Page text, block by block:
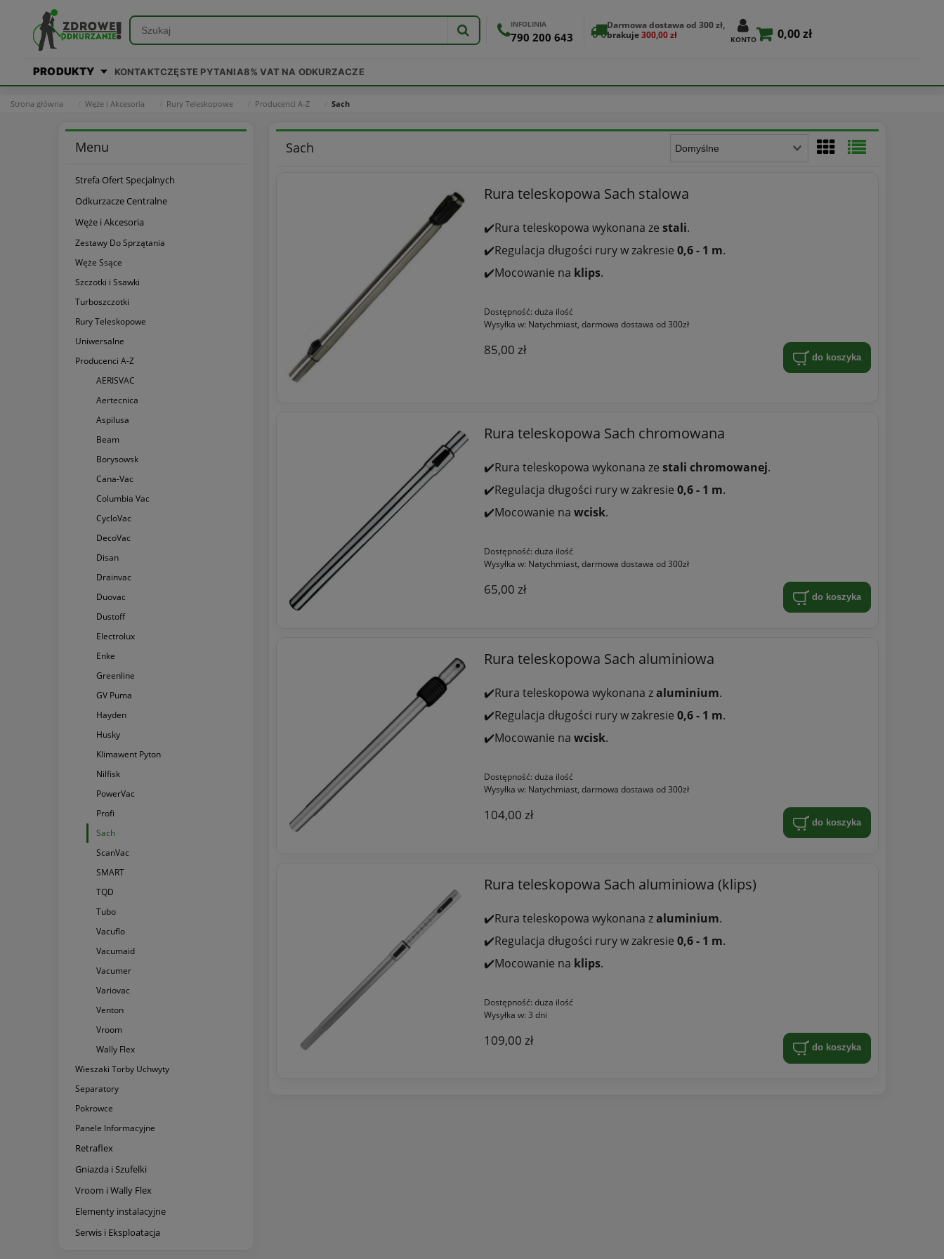
INFOLINIA
790 200 643
Darmowa dostawa od 300 zł,
brakuje300,00 zł KONTO 0,00 zł
PRODUKTY KONTAKTCZĘSTE PYTANIA8% VAT NA ODKURZACZE
Strona główna Węże i Akcesoria Rury Teleskopowe Producenci A-Z Sach
Menu
Strefa Ofert Specjalnych
Odkurzacze Centralne
Węże i Akcesoria
Zestawy Do Sprzątania
Węże Ssące
Szczotki i Ssawki
Turboszczotki
Rury Teleskopowe
Uniwersalne
Producenci A-Z
AERISVAC
Aertecnica
Aspilusa
Beam
Borysowsk
Cana-Vac
Columbia Vac
CycloVac
DecoVac
Disan
Drainvac
Duovac
Dustoff
Electrolux
Enke
Greenline
GV Puma
Hayden
Husky
Klimawent Pyton
Nilfisk
PowerVac
Profi
Sach
ScanVac
SMART
TQD
Tubo
Vacuflo
Vacumaid
Vacumer
Variovac
Venton
Vroom
Wally Flex
Wieszaki Torby Uchwyty
Separatory
Pokrowce
Panele Informacyjne
Retraflex
Gniazda i Szufelki
Vroom i Wally Flex
Elementy instalacyjne
Serwis i Eksploatacja
Sach
Rura teleskopowa Sach stalowa
✔️Rura teleskopowa wykonana ze stali.
✔️Regulacja długości rury w zakresie 0,6 - 1 m.
✔️Mocowanie na klips.
Dostępność: duża ilość
Wysyłka w: Natychmiast, darmowa dostawa od 300zł
85,00 zł do koszyka
Rura teleskopowa Sach chromowana
✔️Rura teleskopowa wykonana ze stali chromowanej.
✔️Regulacja długości rury w zakresie 0,6 - 1 m.
✔️Mocowanie na wcisk.
Dostępność: duża ilość
Wysyłka w: Natychmiast, darmowa dostawa od 300zł
65,00 zł do koszyka
Rura teleskopowa Sach aluminiowa
✔️Rura teleskopowa wykonana zaluminium.
✔️Regulacja długości rury w zakresie 0,6 - 1 m.
✔️Mocowanie na wcisk.
Dostępność: duża ilość
Wysyłka w: Natychmiast, darmowa dostawa od 300zł
104,00 zł do koszyka
Rura teleskopowa Sach aluminiowa (klips)
✔️Rura teleskopowa wykonana zaluminium.
✔️Regulacja długości rury w zakresie 0,6 - 1 m.
✔️Mocowanie na klips.
Dostępność: duża ilość
Wysyłka w: 3 dni
109,00 zł do koszyka